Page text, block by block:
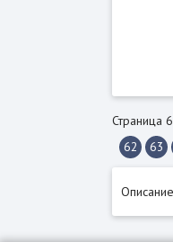
Страница
62
63